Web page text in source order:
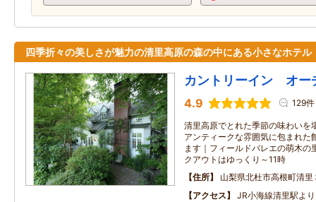
四季折々の美しさが魅力の清里高原の森の中にある小さなホテル
カントリーイン オー
4.9 129件
清里高原でとれた季節の味わいを
アンティークな雰囲気に包まれた
ます｜フィールドバレエの萌木の
クアウトはゆっくり～11時
住所
山梨県北杜市高根町清里
アクセス
JR小海線清里駅よ